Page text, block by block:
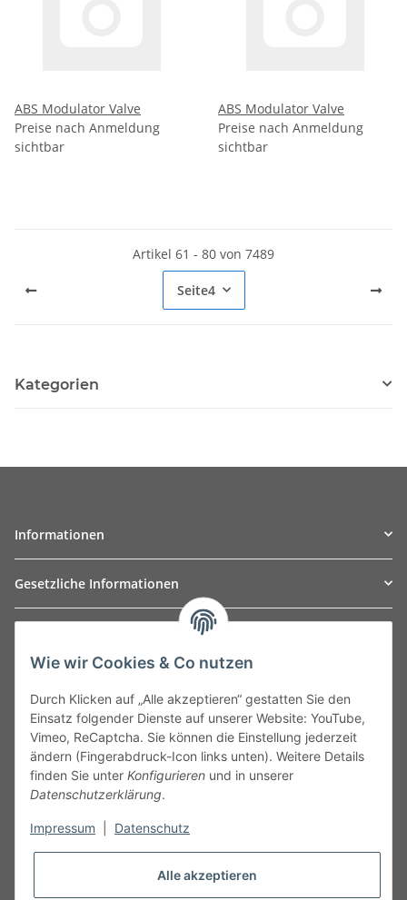
ABS Modulator Valve
Preise nach Anmeldung
sichtbar
ABS Modulator Valve
Preise nach Anmeldung
sichtbar
Artikel 61 - 80 von 7489
Seite4
Kategorien
Informationen
Gesetzliche Informationen
Leibnizstraße 2a
Germany
Phone:+49 40 5287270
Fax:+49 40 5281050
Email:sales@tow-automotive.de
Wie wir Cookies & Co nutzen
Durch Klicken auf „Alle akzeptieren“ gestatten Sie den
Einsatz folgender Dienste auf unserer Website: YouTube,
Vimeo, ReCaptcha. Sie können die Einstellung jederzeit
ändern (Fingerabdruck-Icon links unten). Weitere Details
finden Sie unter Konfigurieren und in unserer
Datenschutzerklärung.
Impressum Datenschutz
Alle akzeptieren